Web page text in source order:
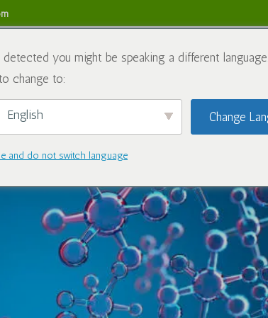
关于我们 化学品 博客 联系我
Oxidize！
|0 条评论
detected you might be speaking a different
change to:
English Change
and do not switch language